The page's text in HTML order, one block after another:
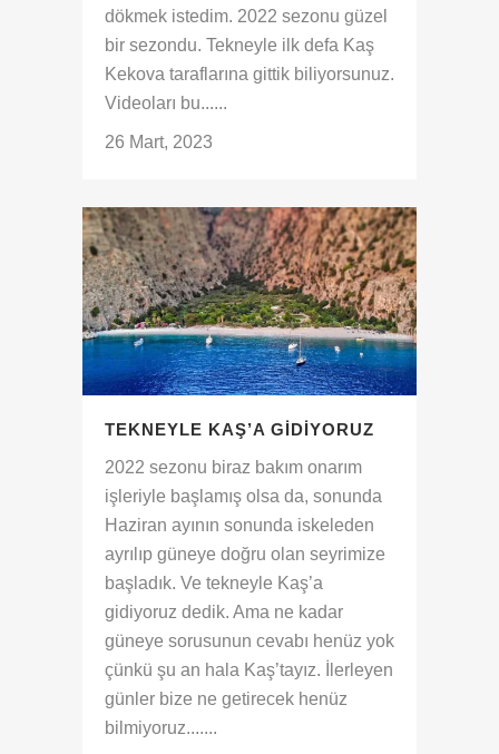
dökmek istedim. 2022 sezonu güzel
bir sezondu. Tekneyle ilk defa Kaş
Kekova taraflarına gittik biliyorsunuz.
Videoları bu......
26 Mart, 2023
TEKNEYLE KAŞ’A GIDIYORUZ
2022 sezonu biraz bakım onarım
işleriyle başlamış olsa da, sonunda
Haziran ayının sonunda iskeleden
ayrılıp güneye doğru olan seyrimize
başladık. Ve tekneyle Kaş’a
gidiyoruz dedik. Ama ne kadar
güneye sorusunun cevabı henüz yok
çünkü şu an hala Kaş’tayız. İlerleyen
günler bize ne getirecek henüz
bilmiyoruz.......